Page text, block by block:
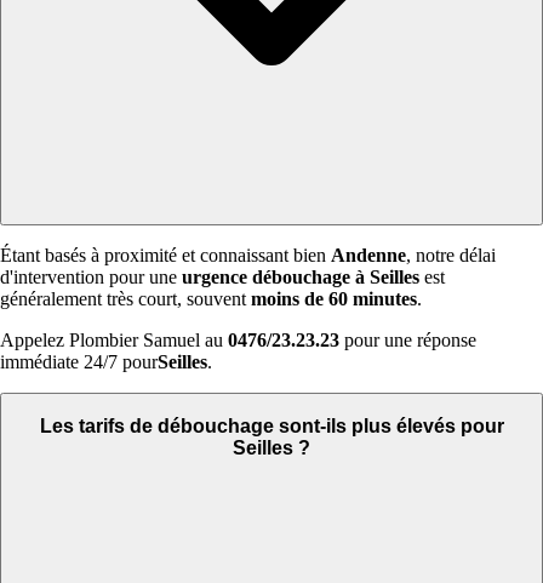
Étant basés à proximité et connaissant bien Andenne, notre délai
d'intervention pour une urgence débouchage à Seilles est
généralement très court, souvent moins de 60 minutes.
Appelez Plombier Samuel au 0476/23.23.23 pour une réponse
immédiate 24/7 pourSeilles.
Les tarifs de débouchage sont-ils plus élevés pour
Seilles ?